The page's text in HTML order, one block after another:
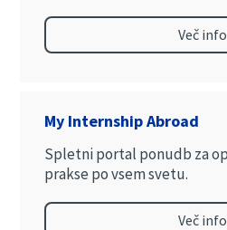
Več info
My Internship Abroad
Spletni portal ponudb za
prakse po vsem svetu.
Več info